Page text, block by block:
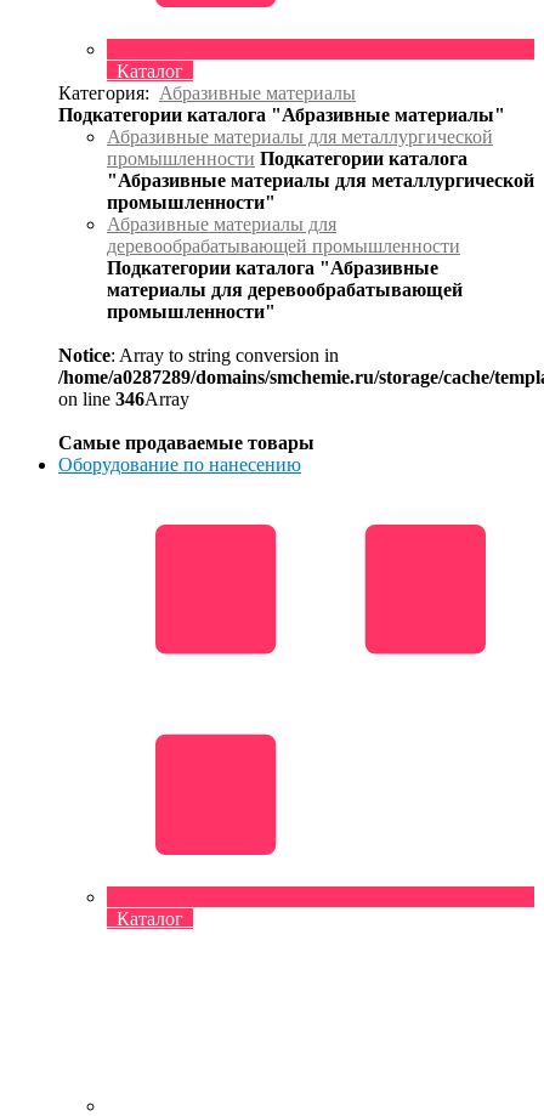
Каталог
Категория: Абразивные материалы
Подкатегории каталога "Абразивные материалы"
Абразивные материалы для металлургической
промышленности Подкатегории каталога
"Абразивные материалы для металлургической
промышленности"
Абразивные материалы для
деревообрабатывающей промышленности
Подкатегории каталога "Абразивные
материалы для деревообрабатывающей
промышленности"
Notice: Array to string conversion in
/home/a0287289/domains/smchemie.ru/storage/cache/
on line 346Array
Самые продаваемые товары
Оборудование по нанесению
Каталог